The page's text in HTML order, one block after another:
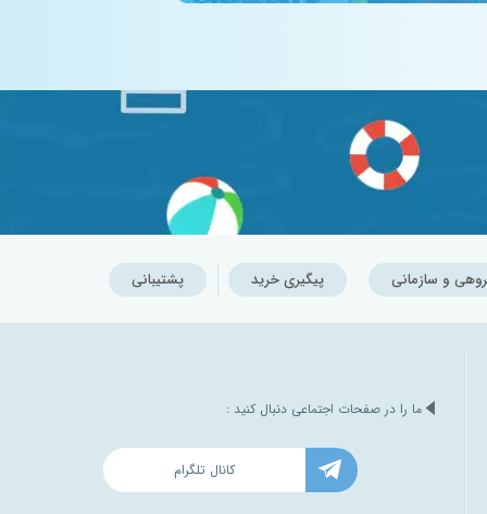
و سازمانی پیگیری خرید پشتیبانی
ما را در صفحات اجتماعی دنبال کنید :
کانال تلگرام